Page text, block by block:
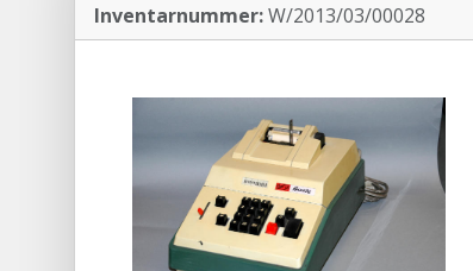
Inventarnummer:W/2013/03/00028